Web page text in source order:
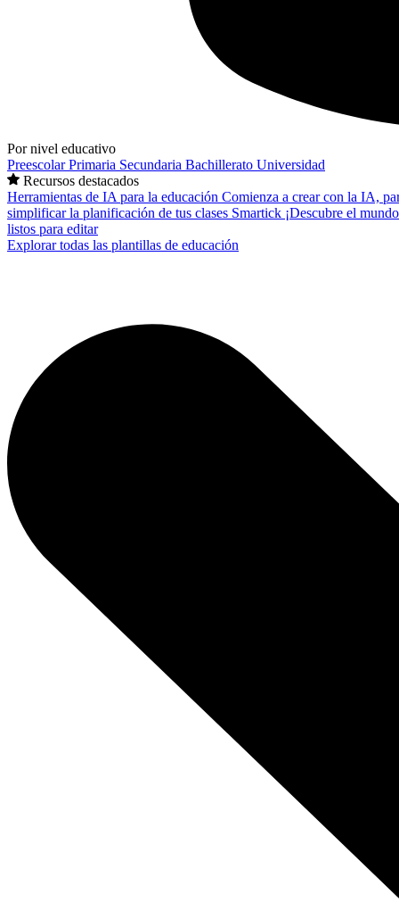
Por nivel educativo
PreescolarPrimaria Secundaria Bachillerato Universidad
Recursos destacados
Herramientas de IA para la educación Comienza a crear con la IA,
simplificar la planificación de tus clases Smartick ¡Descubre el
listos para editar
Explorar todas las plantillas de educación